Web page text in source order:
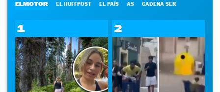
ELMOTOR EL HUFFPOST EL PAÍS AS CADENA SER
1 2